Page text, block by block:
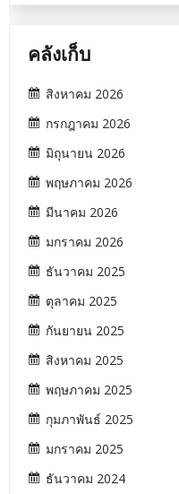
คลังเก็บ
สิงหาคม 2026
กรกฎาคม 2026
มิถุนายน 2026
พฤษภาคม 2026
มีนาคม 2026
มกราคม 2026
ธันวาคม 2025
ตุลาคม 2025
กันยายน 2025
สิงหาคม 2025
พฤษภาคม 2025
กุมภาพันธ์ 2025
มกราคม 2025
ธันวาคม 2024